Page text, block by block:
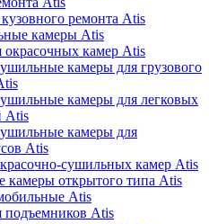
ремонта Atis
камеры Atis
окрасочных камер Atis
камеры для грузового
камеры для легковых
Atis
камеры для
Atis
сушильных камер Atis
камеры открытого типа Atis
Atis
подъемников Atis